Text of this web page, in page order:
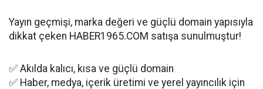
Yayın geçmişi, marka değeri ve güçlü domain yapısıyla
dikkat çeken HABER1965.COM satışa sunulmuştur!
✅ Akılda kalıcı, kısa ve güçlü domain
✅ Haber, medya, içerik üretimi ve yerel yayıncılık için